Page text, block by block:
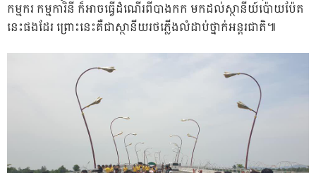
កម្មករ កម្មការិនី ក៏អាចធ្វើដំណើរពីបាងកក មកដល់ស្ថានីយ៍ប៉ោយប៉ែត
នេះផងដែរ ព្រោះនេះគឺជាស្ថានីយរថភ្លើងលំដាប់ថ្នាក់អន្តរជាតិ៕